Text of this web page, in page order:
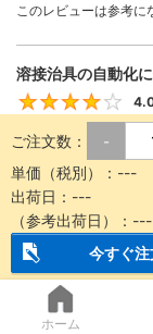
このレビューは参考に
溶接治具の自動化
回転する機構をエ
豊富、形状が細く
な...もっと読む
0人が参考にしていま
このレビューは参考に
装置
ご注文数： -
単価（税別）： ---
出荷日： ---
（参考出荷日）： ---
今すぐ注
ホーム